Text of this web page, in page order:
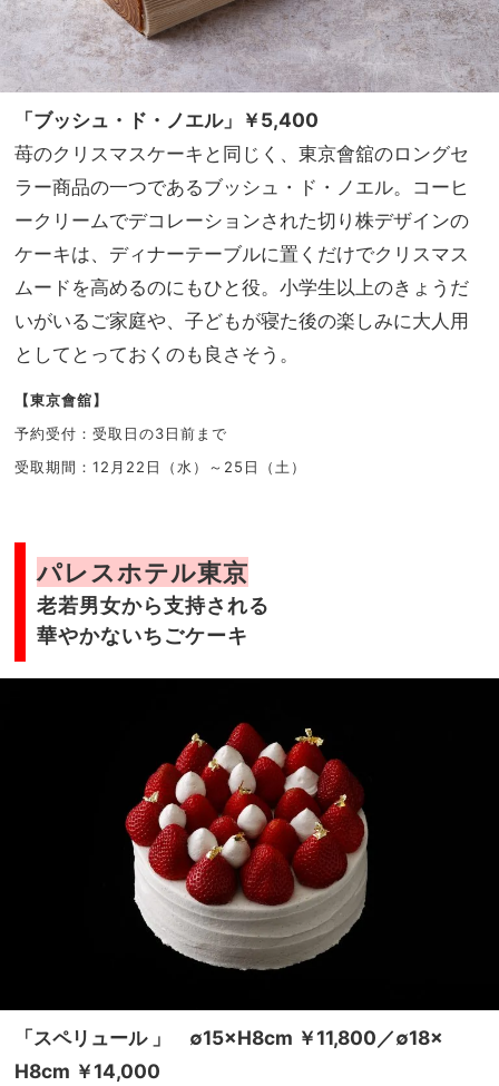
「ブッシュ・ド・ノエル」￥5,400
苺のクリスマスケーキと同じく、東京會舘のロングセ
ラー商品の一つであるブッシュ・ド・ノエル。コーヒ
ークリームでデコレーションされた切り株デザインの
ケーキは、ディナーテーブルに置くだけでクリスマス
ムードを高めるのにもひと役。小学生以上のきょうだ
いがいるご家庭や、子どもが寝た後の楽しみに大人用
としてとっておくのも良さそう。
【東京會舘】
予約受付：受取日の3日前まで
受取期間：12月22日（水）～25日（土）
パレスホテル東京
老若男女から支持される
華やかないちごケーキ
「スペリュール 」 ∅15×H8cm ￥11,800／∅18×
H8cm ￥14,000